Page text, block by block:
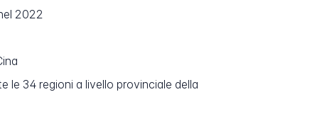
2022
le 34 regioni a livello provinciale della